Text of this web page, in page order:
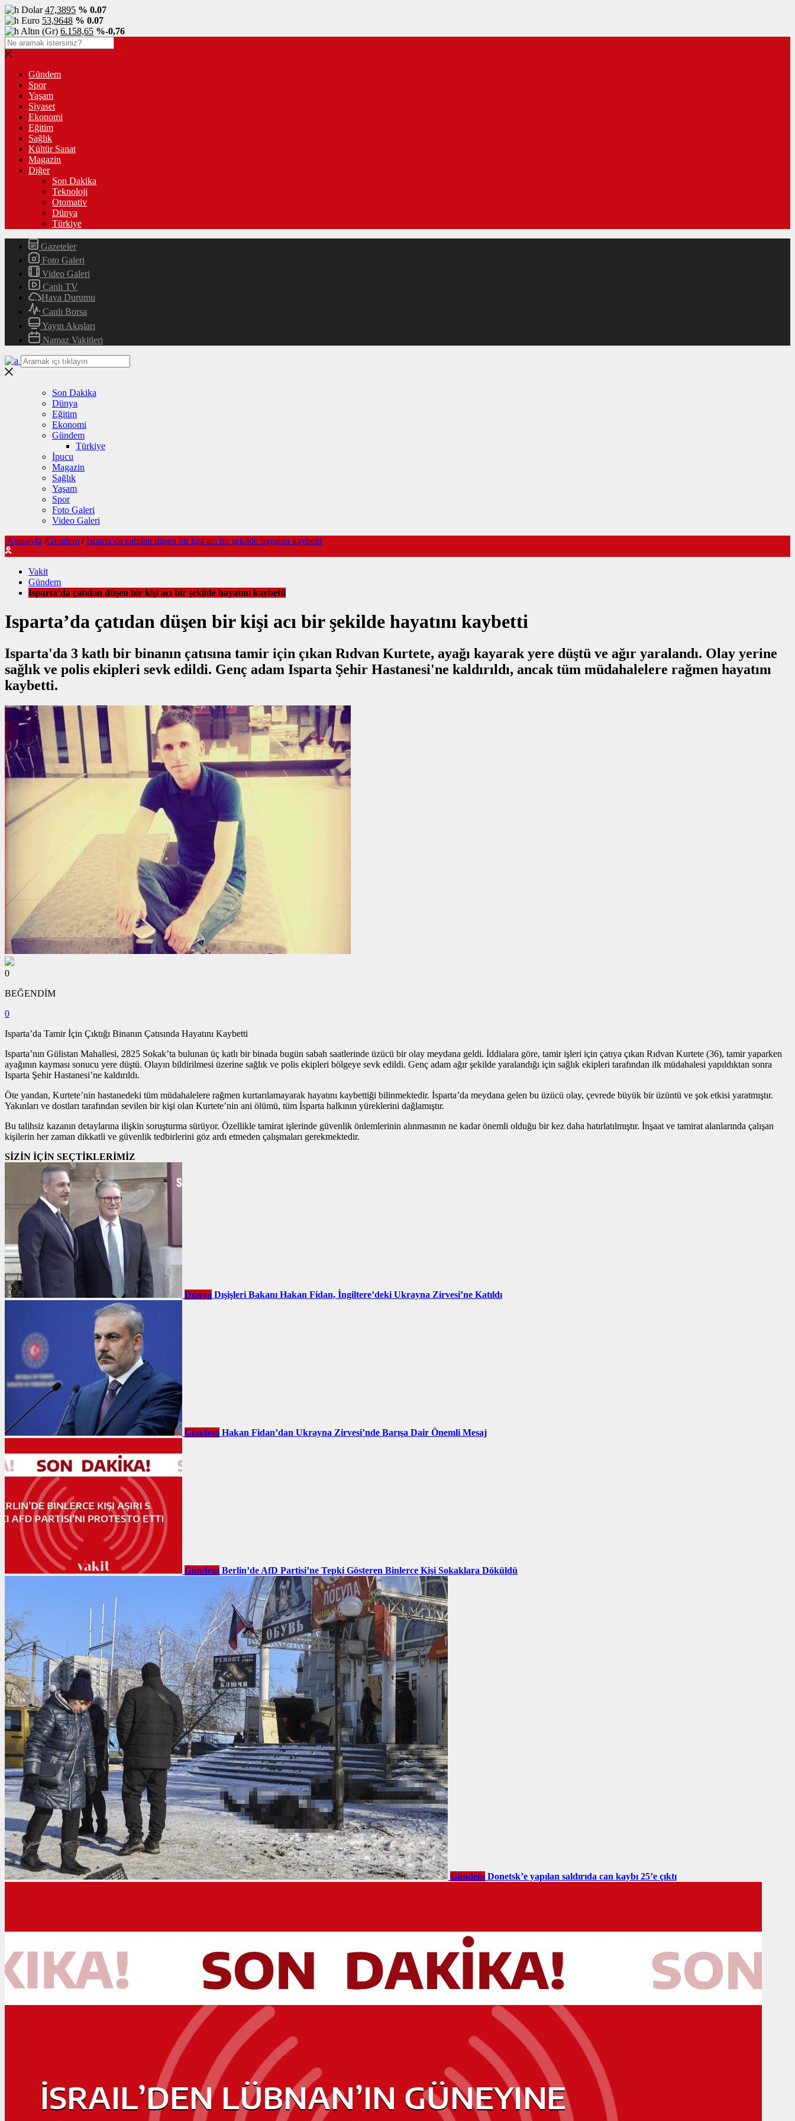
Dolar47,3895 % 0.07
Euro 53,9648 % 0.07
Altın (Gr) 6.158,65 %-0,76
Gündem
Spor
Yaşam
Siyaset
Ekonomi
Eğitim
Sağlık
Kültür Sanat
Magazin
Diğer
Son Dakika
Teknoloji
Otomativ
Dünya
Türkiye
Gazeteler
Foto Galeri
Video Galeri
Canlı TV
Hava Durumu
Canlı Borsa
Yayın Akışları
Namaz Vakitleri
Son Dakika
Dünya
Eğitim
Ekonomi
Gündem
Türkiye
İpucu
Magazin
Sağlık
Yaşam
Spor
Foto Galeri
Video Galeri
Anasayfa /Gündem / Isparta’da çatıdan düşen bir kişi acı bir şekilde hayatını kaybetti
Vakit
Gündem
Isparta’da çatıdan düşen bir kişi acı bir şekilde hayatını kaybetti
Isparta’da çatıdan düşen bir kişi acı bir şekilde hayatını kaybetti
Isparta'da 3 katlı bir binanın çatısına tamir için çıkan Rıdvan Kurtete, ayağı kayarak yere düştü ve ağır yaralandı. Olay yerine
sağlık ve polis ekipleri sevk edildi. Genç adam Isparta Şehir Hastanesi'ne kaldırıldı, ancak tüm müdahalelere rağmen hayatını
kaybetti.
0
BEĞENDİM
0
Isparta’da Tamir İçin Çıktığı Binanın Çatısında Hayatını Kaybetti
Isparta’nın Gülistan Mahallesi, 2825 Sokak’ta bulunan üç katlı bir binada bugün sabah saatlerinde üzücü bir olay meydana geldi. İddialara göre, tamir işleri için çatıya çıkan Rıdvan Kurtete (36), tamir yaparken
ayağının kayması sonucu yere düştü. Olayın bildirilmesi üzerine sağlık ve polis ekipleri bölgeye sevk edildi. Genç adam ağır şekilde yaralandığı için sağlık ekipleri tarafından ilk müdahalesi yapıldıktan sonra
Isparta Şehir Hastanesi’ne kaldırıldı.
Öte yandan, Kurtete’nin hastanedeki tüm müdahalelere rağmen kurtarılamayarak hayatını kaybettiği bilinmektedir. İsparta’da meydana gelen bu üzücü olay, çevrede büyük bir üzüntü ve şok etkisi yaratmıştır.
Yakınları ve dostları tarafından sevilen bir kişi olan Kurtete’nin ani ölümü, tüm İsparta halkının yüreklerini dağlamıştır.
Bu talihsiz kazanın detaylarına ilişkin soruşturma sürüyor. Özellikle tamirat işlerinde güvenlik önlemlerinin alınmasının ne kadar önemli olduğu bir kez daha hatırlatılmıştır. İnşaat ve tamirat alanlarında çalışan
kişilerin her zaman dikkatli ve güvenlik tedbirlerini göz ardı etmeden çalışmaları gerekmektedir.
SİZİN İÇİN SEÇTİKLERİMİZ
Dünya Dışişleri Bakanı Hakan Fidan, İngiltere’deki Ukrayna Zirvesi’ne Katıldı
Gündem Hakan Fidan’dan Ukrayna Zirvesi’nde Barışa Dair Önemli Mesaj
Gündem Berlin’de AfD Partisi’ne Tepki Gösteren Binlerce Kişi Sokaklara Döküldü
Gündem Donetsk’e yapılan saldırıda can kaybı 25’e çıktı